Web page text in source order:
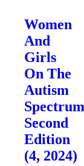
Women
And
Girls
On The
Autism
Second
Edition
(4, 2024)